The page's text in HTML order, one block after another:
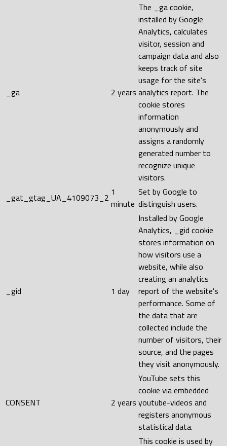
_ga 2 years
The _ga cookie,
installed by Google
Analytics, calculates
visitor, session and
campaign data and also
keeps track of site
usage for the site's
analytics report. The
cookie stores
information
anonymously and
assigns a randomly
generated number to
recognize unique
visitors.
_gat_gtag_UA_4109073_2 1
minute
Set by Google to
distinguish users.
_gid 1 day
Installed by Google
Analytics, _gid cookie
stores information on
how visitors use a
website, while also
creating an analytics
report of the website's
performance. Some of
the data that are
collected include the
number of visitors, their
source, and the pages
they visit anonymously.
CONSENT 2 years
YouTube sets this
cookie via embedded
youtube-videos and
registers anonymous
statistical data.
This cookie is used by